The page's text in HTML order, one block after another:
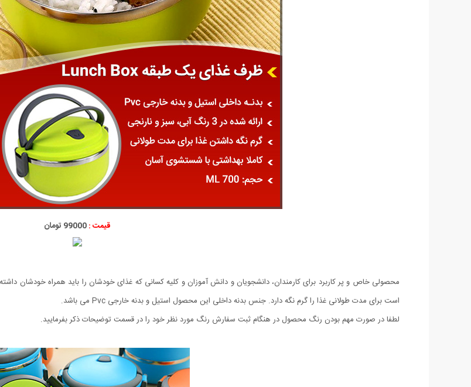
قیمت :99000 تومان
است برای مدت طولانی غذا را گرم نگه دارد. جنس بدنه داخلی این محصول استیل و بدنه خارجی Pvc می باشد.
لطفا در صورت مهم بودن رنگ محصول در هنگام ثبت سفارش رنگ مورد نظر خود را در قسمت توضیحات ذکر بفرمایید.